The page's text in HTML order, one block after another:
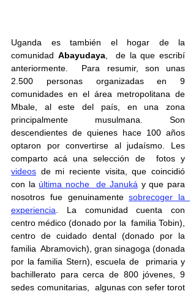
Uganda es también el hogar de la
comunidad Abayudaya,  de la que escribí
anteriormente.  Para resumir, son unas
2.500 personas organizadas en 9
comunidades en el área metropolitana de
Mbale, al este del país, en una zona
principalmente musulmana. Son
descendientes de quienes hace 100 años
optaron por convertirse al judaísmo. Les
videos de mi reciente visita, que coincidió
con la última noche  de Januká y que para
nosotros fue genuinamente sobrecoger la
experiencia . La comunidad cuenta con
centro médico (donado por la  familia Tobin),
centro de cuidado dental (donado por la
familia  Abramovich), gran sinagoga (donada
por la familia Stern), escuela de  primaria y
bachillerato para cerca de 800 jóvenes, 9
sedes comunitarias,  algunas con sefer torot